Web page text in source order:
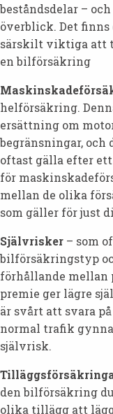
beståndsdelar –
överblick. Det
särskilt viktiga att
en bilförsäkring
helförsäkring.
ersättning om
begränsningar,
oftast gälla efter
för
mellan de olika
som gäller för just
Självrisker – som
bilförsäkringstyp
förhållande mellan
premie ger lägre
är svårt att svara
normal trafik
självrisk.
den bilförsäkring
olika tillägg att